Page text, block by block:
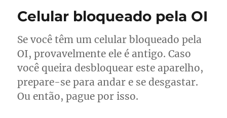
Celular bloqueado pela OI
Se você têm um celular bloqueado pela
OI, provavelmente ele é antigo. Caso
você queira desbloquear este aparelho,
prepare-se para andar e se desgastar.
Ou então, pague por isso.